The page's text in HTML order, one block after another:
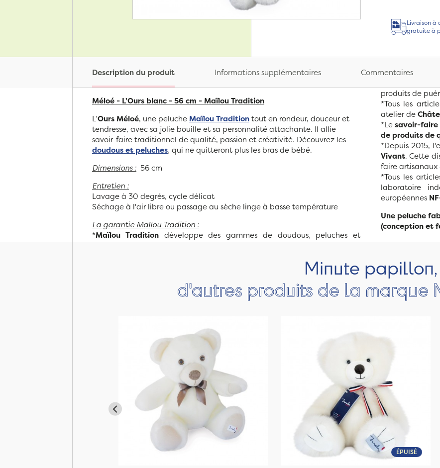
Livraison à
gratuite à
Description du produit Informations supplémentaires Commentaires
Méloé - L'Ours blanc - 56 cm - Maïlou Tradition
L’Ours Méloé, une pelucheMaïlou Traditiontout en rondeur, douceur et
tendresse, avec sa jolie bouille et sa personnalité attachante. Il allie
savoir-faire traditionnel de qualité, passion et créativité. Découvrez les
doudous et peluches, qui ne quitteront plus les bras de bébé.
Dimensions : 56 cm
Entretien :
Lavage à 30 degrés, cycle délicat
Séchage à l'air libre ou passage au sèche linge à basse température
La garantie Maïlou Tradition :
*Maïlou Tradition développe des gammes de doudous, peluches et
produits de
*Tous les
atelier de
*Lesavoir-faire
de produits de
*Depuis 2015,
Vivant. Cette
faire artisanaux
*Tous les
laboratoire
européennes
Une peluche
(conception et
Minute papillon,
d'autres produits de la marque
ÉPUISÉ